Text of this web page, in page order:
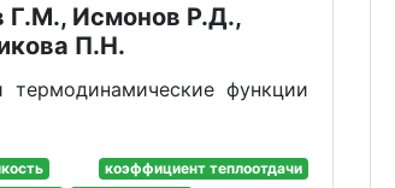
Г.М., Исмонов Р.Д.,
П.Н.
термодинамические функции
коэффициент теплоотдачи